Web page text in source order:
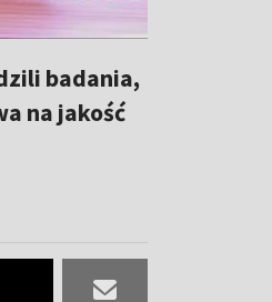
badania,
na jakość